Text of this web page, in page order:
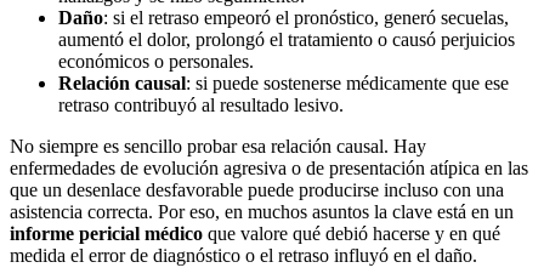
Daño: si el retraso empeoró el pronóstico, generó secuelas,
aumentó el dolor, prolongó el tratamiento o causó perjuicios
económicos o personales.
Relación causal: si puede sostenerse médicamente que ese
retraso contribuyó al resultado lesivo.
No siempre es sencillo probar esa relación causal. Hay
enfermedades de evolución agresiva o de presentación atípica en las
que un desenlace desfavorable puede producirse incluso con una
asistencia correcta. Por eso, en muchos asuntos la clave está en un
informe pericial médico que valore qué debió hacerse y en qué
medida el error de diagnóstico o el retraso influyó en el daño.